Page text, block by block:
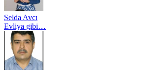
Selda Avcı
Evliya gibi…